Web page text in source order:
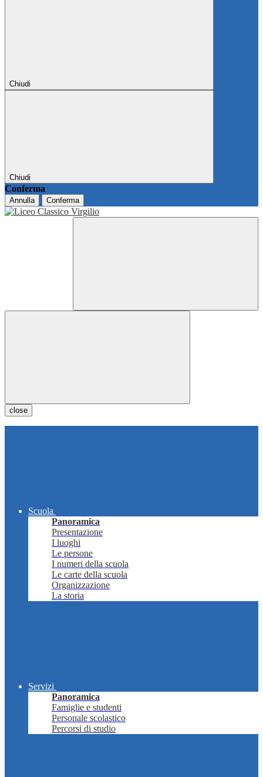
Chiudi
Chiudi
Conferma
Annulla Conferma
close
Scuola
Panoramica
Presentazione
I luoghi
Le persone
I numeri della scuola
Le carte della scuola
Organizzazione
La storia
Servizi
Panoramica
Famiglie e studenti
Personale scolastico
Percorsi di studio